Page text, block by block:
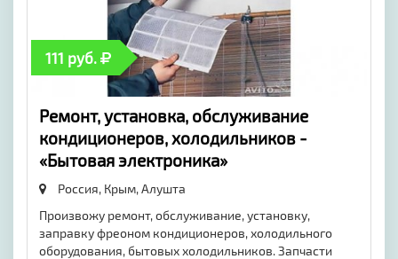
111 руб.
Ремонт, установка, обслуживание
кондиционеров, холодильников -
«Бытовая электроника»
Россия, Крым,Алушта
Произвожу ремонт, обслуживание, установку,
заправку фреоном кондиционеров, холодильного
оборудования, бытовых холодильников. Запчасти